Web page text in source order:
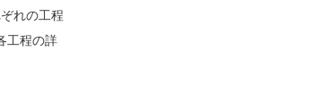
れの工程
工程の詳